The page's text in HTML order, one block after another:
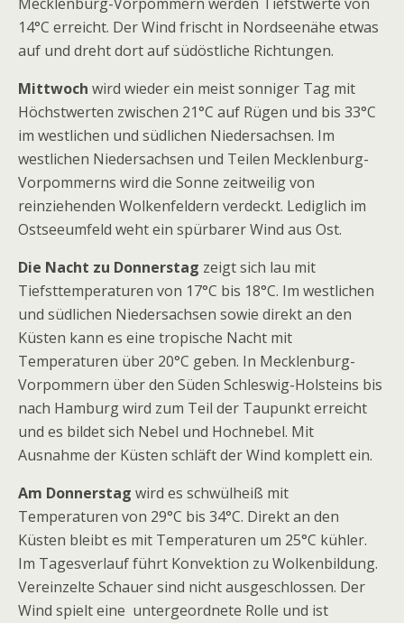
14°C erreicht. Der Wind frischt in Nordseenähe etwas
auf und dreht dort auf südöstliche Richtungen.
Mittwoch wird wieder ein meist sonniger Tag mit
Höchstwerten zwischen 21°C auf Rügen und bis 33°C
im westlichen und südlichen Niedersachsen. Im
westlichen Niedersachsen und Teilen Mecklenburg-
Vorpommerns wird die Sonne zeitweilig von
reinziehenden Wolkenfeldern verdeckt. Lediglich im
Ostseeumfeld weht ein spürbarer Wind aus Ost.
Die Nacht zu Donnerstag zeigt sich lau mit
Tiefsttemperaturen von 17°C bis 18°C. Im westlichen
und südlichen Niedersachsen sowie direkt an den
Küsten kann es eine tropische Nacht mit
Temperaturen über 20°C geben. In Mecklenburg-
Vorpommern über den Süden Schleswig-Holsteins bis
nach Hamburg wird zum Teil der Taupunkt erreicht
und es bildet sich Nebel und Hochnebel. Mit
Ausnahme der Küsten schläft der Wind komplett ein.
Am Donnerstag wird es schwülheiß mit
Temperaturen von 29°C bis 34°C. Direkt an den
Küsten bleibt es mit Temperaturen um 25°C kühler.
Im Tagesverlauf führt Konvektion zu Wolkenbildung.
Vereinzelte Schauer sind nicht ausgeschlossen. Der
Wind spielt eine untergeordnete Rolle und ist